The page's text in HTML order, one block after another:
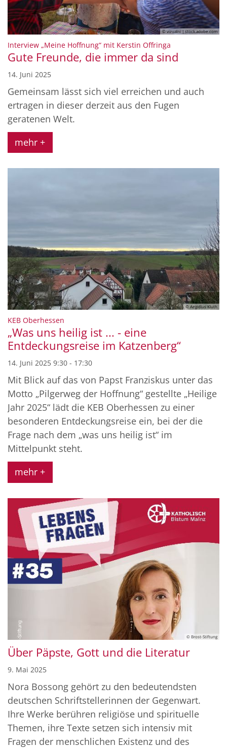
© vizualni | stock.adobe.com
Interview „Meine Hoffnung“ mit Kerstin Offringa
Gute Freunde, die immer da sind
14. Juni 2025
Gemeinsam lässt sich viel erreichen und auch
ertragen in dieser derzeit aus den Fugen
geratenen Welt.
mehr +
© Aegidius Kluth
KEB Oberhessen
„Was uns heilig ist ... - eine
Entdeckungsreise im Katzenberg“
14. Juni 2025 9:30 - 17:30
Mit Blick auf das von Papst Franziskus unter das
Motto „Pilgerweg der Hoffnung“ gestellte „Heilige
Jahr 2025“ lädt die KEB Oberhessen zu einer
besonderen Entdeckungsreise ein, bei der die
Frage nach dem „was uns heilig ist“ im
Mittelpunkt steht.
mehr +
© Brost-Stiftung
Über Päpste, Gott und die Literatur
9. Mai 2025
Nora Bossong gehört zu den bedeutendsten
deutschen Schriftstellerinnen der Gegenwart.
Ihre Werke berühren religiöse und spirituelle
Themen, ihre Texte setzen sich intensiv mit
Fragen der menschlichen Existenz und des